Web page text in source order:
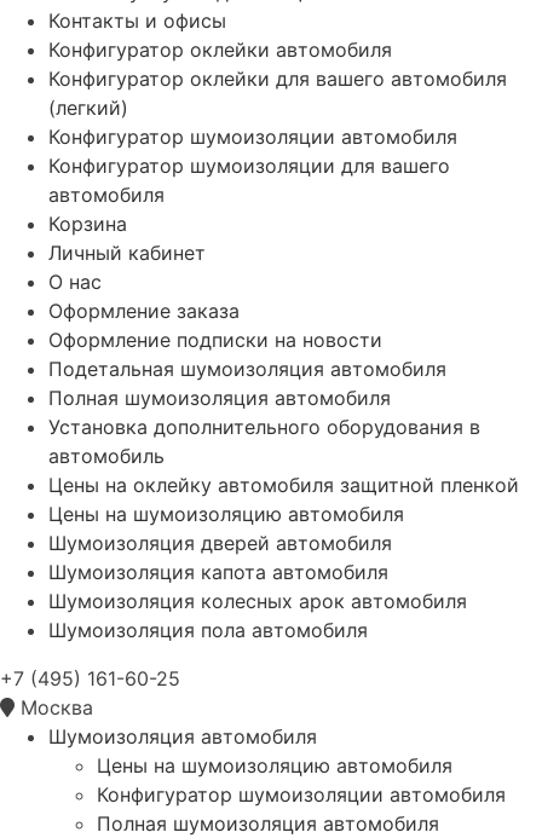
Контакты и офисы
Конфигуратор оклейки автомобиля
Конфигуратор оклейки для вашего автомобиля
(легкий)
Конфигуратор шумоизоляции автомобиля
Конфигуратор шумоизоляции для вашего
автомобиля
Корзина
Личный кабинет
О нас
Оформление заказа
Оформление подписки на новости
Подетальная шумоизоляция автомобиля
Полная шумоизоляция автомобиля
Установка дополнительного оборудования в
автомобиль
Цены на оклейку автомобиля защитной пленкой
Цены на шумоизоляцию автомобиля
Шумоизоляция дверей автомобиля
Шумоизоляция капота автомобиля
Шумоизоляция колесных арок автомобиля
Шумоизоляция пола автомобиля
+7 (495) 161-60-25
Москва
Шумоизоляция автомобиля
Цены на шумоизоляцию автомобиля
Конфигуратор шумоизоляции автомобиля
Полная шумоизоляция автомобиля